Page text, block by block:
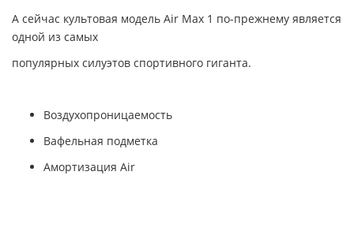
А сейчас культовая модель Air Max 1 по-прежнему является
одной из самых
популярных силуэтов спортивного гиганта.
Воздухопроницаемость
Вафельная подметка
Амортизация Air